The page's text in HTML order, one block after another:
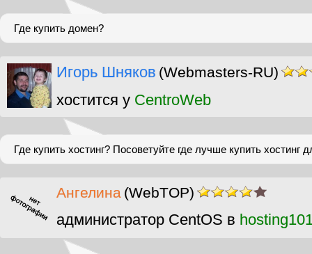
Где купить домен?
Игорь Шняков (Webmasters-RU)
хостится у CentroWeb
Где купить хостинг? Посоветуйте где лучше купить хостинг
Ангелина (WebTOP)
администратор CentOS в